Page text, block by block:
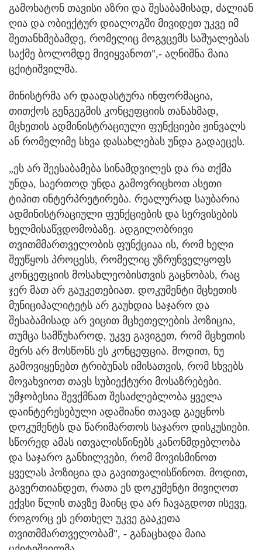
გამოხატონ თავისი აზრი და შესაბამისად, ძალიან
ღია და ობიექტურ დიალოგში მივიდეთ უკვე იმ
შეთანხმებამდე, რომელიც მოგვცემს საშუალებას
საქმე ბოლომდე მივიყვანოთ",- აღნიშნა მაია
ცქიტიშვილმა.
მინისტრმა არ დაადასტურა ინფორმაცია,
თითქოს გენგეგმის კონცეფციის თანახმად,
მცხეთის ადმინისტრაციული ფუნქციები ჟინვალს
ან რომელიმე სხვა დასახლებას უნდა გადაეცეს.
„ეს არ შეესაბამება სინამდვილეს და რა თქმა
უნდა, საერთოდ უნდა გამოვრიცხოთ ასეთი
ტიპით ინტერპრეტირება. რეალურად საუბარია
ადმინისტრაციული ფუნქციების და სერვისების
ხელმისაწვდომობაზე. ადგილობრივი
თვითმმართველობის ფუნქციაა ის, რომ ხელი
შეუწყოს პროცესს, რომელიც უზრუნველყოფს
კონცეფციის მოსახლეობისთვის გაცნობას, რაც
ჯერ მათ არ გაუკეთებიათ. დოკუმენტი მცხეთის
მუნიციპალიტეტს არ გაუხდია საჯარო და
შესაბამისად არ ვიცით მცხეთელების პოზიცია,
თუმცა სამწუხაროდ, უკვე გავიგეთ, რომ მცხეთის
მერს არ მოსწონს ეს კონცეფცია. მოდით, ნუ
გამოვიყენებთ ტრიბუნას იმისათვის, რომ სხვებს
მოვახვიოთ თავს სუბიექტური მოსაზრებები.
უმჯობესია შევქმნათ შესაძლებლობა ყველა
დაინტერესებული ადამიანი თავად გაეცნოს
დოკუმენტს და წარიმართოს საჯარო დისკუსიები.
სწორედ ამას ითვალისწინებს კანონმდებლობა
და საჯარო განხილვები, რომ მოვისმინოთ
ყველას პოზიცია და გავითვალისწინოთ. მოდით,
გავერთიანდეთ, რათა ეს დოკუმენტი მივიღოთ
ექვსი წლის თავზე მაინც და არ ჩავაგდოთ ისევე,
როგორც ეს ერთხელ უკვე გააკეთა
თვითმმართველობამ", - განაცხადა მაია